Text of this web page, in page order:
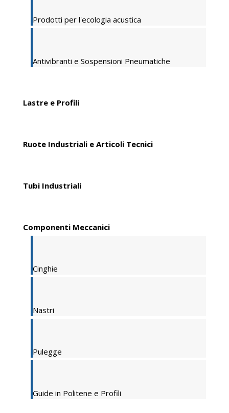
Prodotti per l'ecologia acustica
Antivibranti e Sospensioni Pneumatiche
Lastre e Profili
Ruote Industriali e Articoli Tecnici
Tubi Industriali
Componenti Meccanici
Cinghie
Nastri
Pulegge
Guide in Politene e Profili